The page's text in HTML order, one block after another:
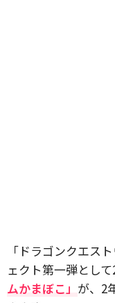
「ドラゴンクエス
ェクト第一弾とし
ムかまぼこ」 が、2